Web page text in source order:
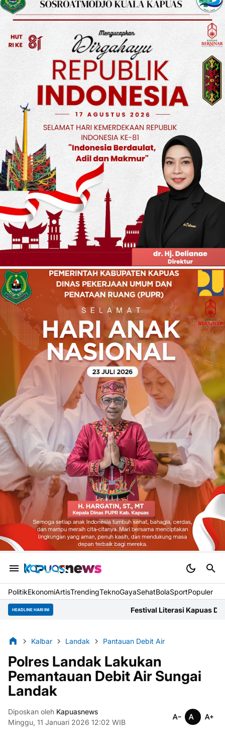
PolitikEkonomiArtisTrendingTeknoGayaSehatBolaSportPopuler
HEADLINE HARI INI Festival Literasi Kapuas Dokumentasikan Narasi
Kalbar Landak Pantauan Debit Air
Polres Landak Lakukan
Pemantauan Debit Air Sungai
Landak
Diposkan oleh Kapuasnews
Minggu, 11 Januari 2026 12:02 WIB